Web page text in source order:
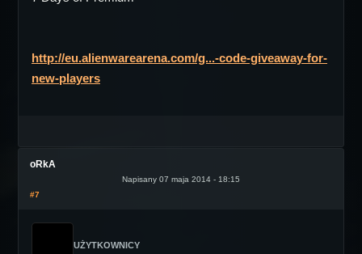
http://eu.alienwarearena.com/g...-code-giveaway-for-
new-players
oRkA
Napisany 07 maja 2014 - 18:15
#7
UŻYTKOWNICY